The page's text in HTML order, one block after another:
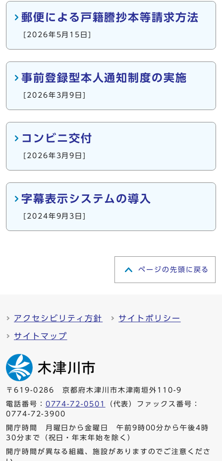
郵便による戸籍謄抄本等請求方法
[2026年5月15日]
事前登録型本人通知制度の実施
[2026年3月9日]
コンビニ交付
[2026年3月9日]
字幕表示システムの導入
[2024年9月3日]
ページの先頭に戻る
アクセシビリティ方針 サイトポリシー
サイトマップ
〒619-0286 京都府木津川市木津南垣外110-9
電話番号： 0774-72-0501
（代表）ファックス番号：
0774-72-3900
開庁時間 月曜日から金曜日 午前9時00分から午後4時
30分まで（祝日・年末年始を除く）
開庁時間が異なる組織、施設がありますのでご注意くださ